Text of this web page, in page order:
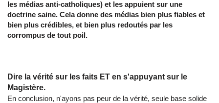
les médias anti-catholiques) et les appuient sur une
doctrine saine. Cela donne des médias bien plus fiables et
bien plus crédibles, et bien plus redoutés par les
corrompus de tout poil.
Dire la vérité sur les faits ET en s'appuyant sur le
Magistère.
En conclusion, n'ayons pas peur de la vérité, seule base solide